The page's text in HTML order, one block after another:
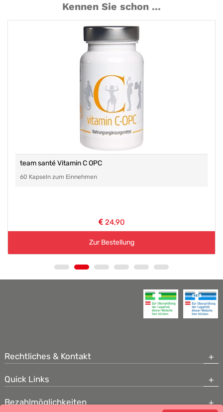
Kennen Sie schon ...
team santé Vitamin C OPC
60 Kapseln zum Einnehmen
24,90
Zur Bestellung
Rechtliches & Kontakt
Quick Links
Bezahlmöglichkeiten